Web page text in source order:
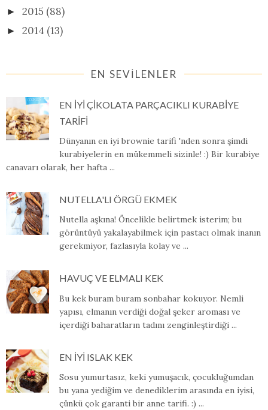
► 2015 (88)
► 2014 (13)
EN SEVİLENLER
EN İYİ ÇİKOLATA PARÇACIKLI KURABİYE
TARİFİ
Dünyanın en iyi brownie tarifi 'nden sonra şimdi
kurabiyelerin en mükemmeli sizinle! :) Bir kurabiye
canavarı olarak, her hafta ...
NUTELLA'LI ÖRGÜ EKMEK
Nutella aşkına! Öncelikle belirtmek isterim; bu
görüntüyü yakalayabilmek için pastacı olmak inanın
gerekmiyor, fazlasıyla kolay ve ...
HAVUÇ VE ELMALI KEK
Bu kek buram buram sonbahar kokuyor. Nemli
yapısı, elmanın verdiği doğal şeker aroması ve
içerdiği baharatların tadını zenginleştirdiği ...
EN İYİ ISLAK KEK
Sosu yumurtasız, keki yumuşacık, çocukluğumdan
bu yana yediğim ve denediklerim arasında en iyisi,
çünkü çok garanti bir anne tarifi. :) ...